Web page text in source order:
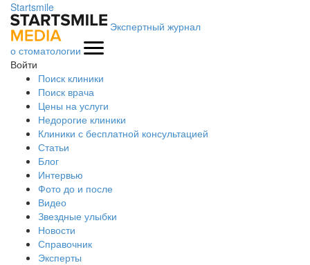
Startsmile
Экспертный журнал
о стоматологии
Войти
Поиск клиники
Поиск врача
Цены на услуги
Недорогие клиники
Клиники с бесплатной консультацией
Статьи
Блог
Интервью
Фото до и после
Видео
Звездные улыбки
Новости
Справочник
Эксперты